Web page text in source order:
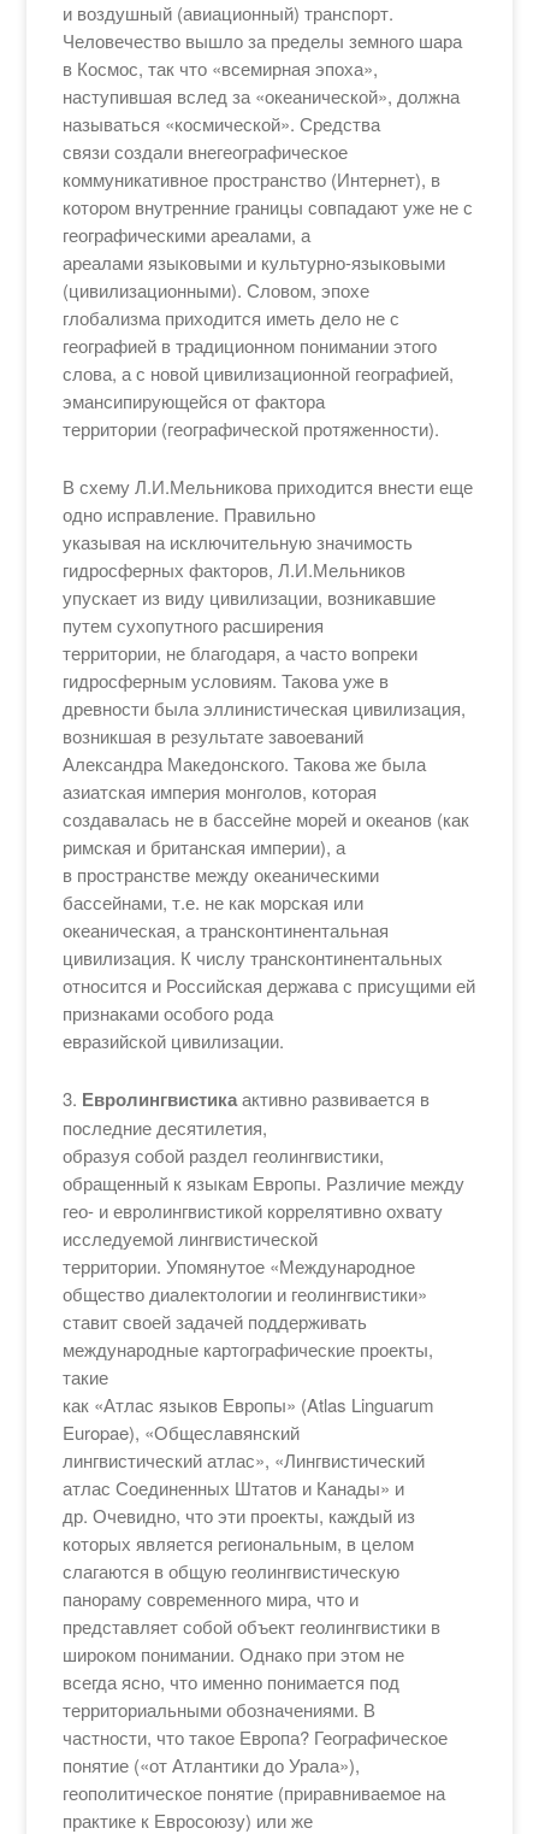
и воздушный (авиационный) транспорт.
Человечество вышло за пределы земного шара
в Космос, так что «всемирная эпоха»,
наступившая вслед за «океанической», должна
называться «космической». Средства
связи создали внегеографическое
коммуникативное пространство (Интернет), в
котором внутренние границы совпадают уже не с
географическими ареалами, а
ареалами языковыми и культурно-языковыми
(цивилизационными). Словом, эпохе
глобализма приходится иметь дело не с
географией в традиционном понимании этого
слова, а с новой цивилизационной географией,
эмансипирующейся от фактора
территории (географической протяженности).
В схему Л.И.Мельникова приходится внести еще
одно исправление. Правильно
указывая на исключительную значимость
гидросферных факторов, Л.И.Мельников
упускает из виду цивилизации, возникавшие
путем сухопутного расширения
территории, не благодаря, а часто вопреки
гидросферным условиям. Такова уже в
древности была эллинистическая цивилизация,
возникшая в результате завоеваний
Александра Македонского. Такова же была
азиатская империя монголов, которая
создавалась не в бассейне морей и океанов (как
римская и британская империи), а
в пространстве между океаническими
бассейнами, т.е. не как морская или
океаническая, а трансконтинентальная
цивилизация. К числу трансконтинентальных
относится и Российская держава с присущими ей
признаками особого рода
евразийской цивилизации.
3. Евролингвистикаактивно развивается в
последние десятилетия,
образуя собой раздел геолингвистики,
обращенный к языкам Европы. Различие между
гео- и евролингвистикой коррелятивно охвату
исследуемой лингвистической
территории. Упомянутое «Международное
общество диалектологии и геолингвистики»
ставит своей задачей поддерживать
международные картографические проекты,
такие
как «Атлас языков Европы» (Atlas Linguarum
Europae), «Общеславянский
лингвистический атлас», «Лингвистический
атлас Соединенных Штатов и Канады» и
др. Очевидно, что эти проекты, каждый из
которых является региональным, в целом
слагаются в общую геолингвистическую
панораму современного мира, что и
представляет собой объект геолингвистики в
широком понимании. Однако при этом не
всегда ясно, что именно понимается под
территориальными обозначениями. В
частности, что такое Европа? Географическое
понятие («от Атлантики до Урала»),
геополитическое понятие (приравниваемое на
практике к Евросоюзу) или же